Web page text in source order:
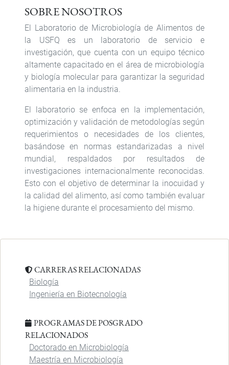
SOBRE NOSOTROS
El Laboratorio de Microbiología de Alimentos de
la USFQ es un laboratorio de servicio e
investigación, que cuenta con un equipo técnico
altamente capacitado en el área de microbiología
y biología molecular para garantizar la seguridad
alimentaria en la industria.
El laboratorio se enfoca en la implementación,
optimización y validación de metodologías según
requerimientos o necesidades de los clientes,
basándose en normas estandarizadas a nivel
mundial, respaldados por resultados de
investigaciones internacionalmente reconocidas.
Esto con el objetivo de determinar la inocuidad y
la calidad del alimento, así como también evaluar
la higiene durante el procesamiento del mismo.
CARRERAS RELACIONADAS
Biología
Ingeniería en Biotecnología
PROGRAMAS DE POSGRADO
RELACIONADOS
Doctorado en Microbiología
Maestría en Microbiología